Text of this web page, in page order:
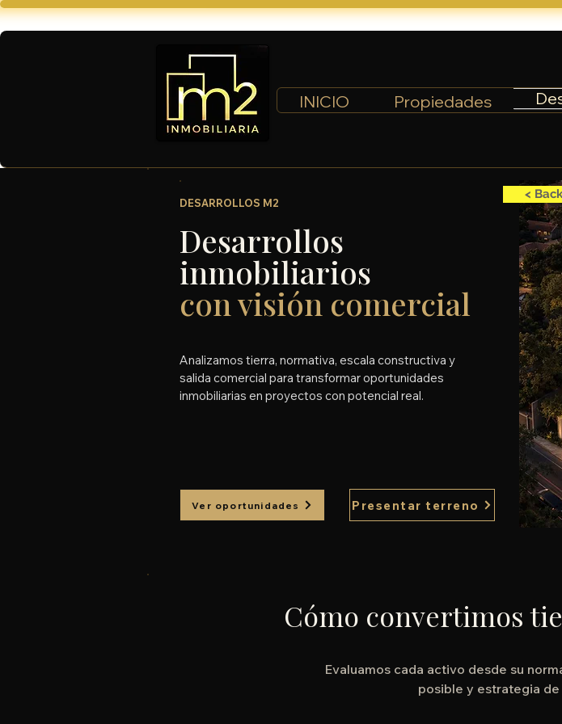
INICIO Propiedades
DESARROLLOS M2
Desarrollos
inmobiliarios
con visión comercial
Analizamos tierra, normativa, escala constructiva y
salida comercial para transformar oportunidades
inmobiliarias en proyectos con potencial real.
Ver oportunidades Presentar terreno
Cómo convertimos
Evaluamos cada activo desde su
posible y estrategia
< Back